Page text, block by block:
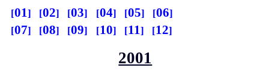
01 02 03 04 05
06
07
08 09 10 11 12
2001